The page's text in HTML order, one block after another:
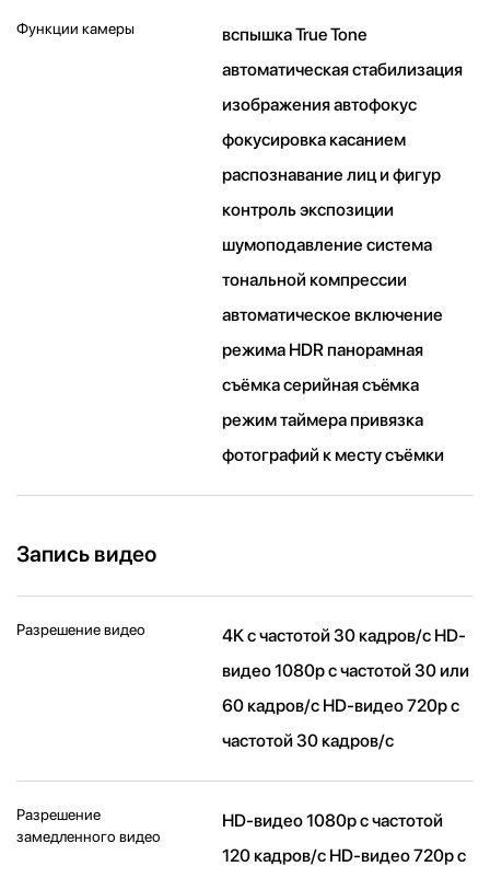
Функции камеры
вспышка True Tone
автоматическая стабилизация
изображения автофокус
фокусировка касанием
распознавание лиц и фигур
контроль экспозиции
шумоподавление система
тональной компрессии
автоматическое включение
режима HDR панорамная
съёмка серийная съëмка
режим таймера привязка
фотографий к месту съёмки
Запись видео
Разрешение видео
4K с частотой 30 кадров/ с HD-
видео 1080p с частотой 30 или
60 кадров/ с HD-видео 720p с
частотой 30 кадров/ с
Разрешение
замедленного видео
HD-видео 1080р c частотой
120 кадров/ с HD-видео 720р c